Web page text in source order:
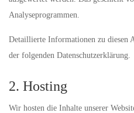
Analyseprogrammen.
Detaillierte Informationen zu diesen
der folgenden Datenschutzerklärung.
2. Hosting
Wir hosten die Inhalte unserer